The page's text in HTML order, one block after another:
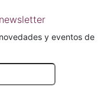
y eventos de